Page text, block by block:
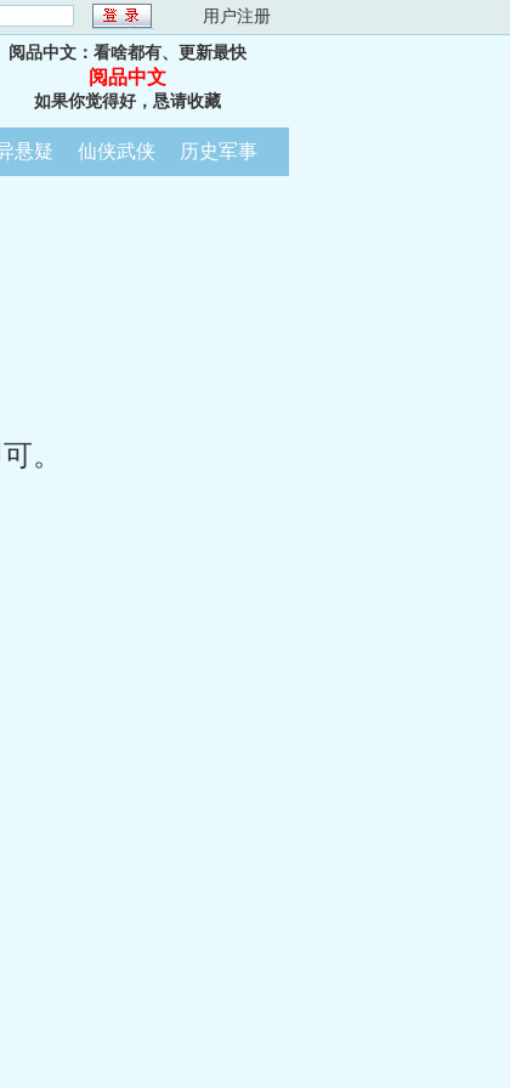
用户注册
阅品中文：看啥都有、更新最快
阅品中文
如果你觉得好，恳请收藏
悬疑 仙侠武侠 历史军事
。